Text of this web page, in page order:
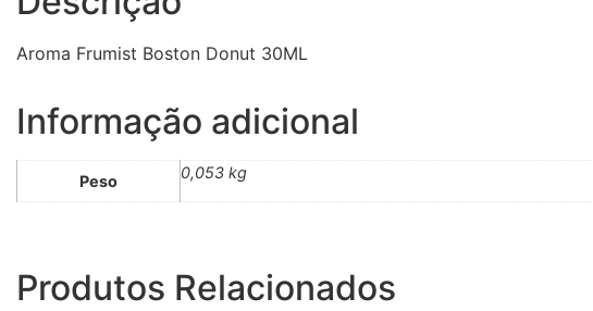
Aroma Frumist Boston Donut 30ML
Informação adicional
Peso 0,053 kg
Produtos Relacionados